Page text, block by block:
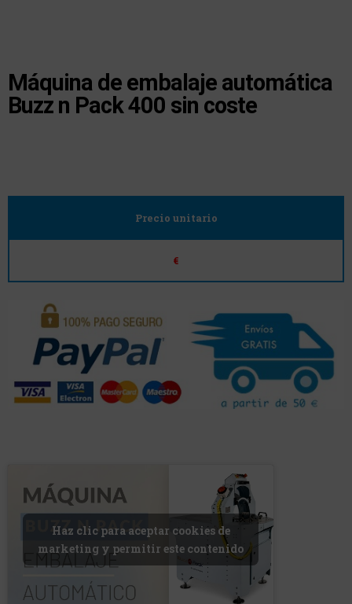
Máquina de embalaje automática
Buzz n Pack 400 sin coste
Precio unitario
€
Haz clic para aceptar cookies de
marketing y permitir este contenido